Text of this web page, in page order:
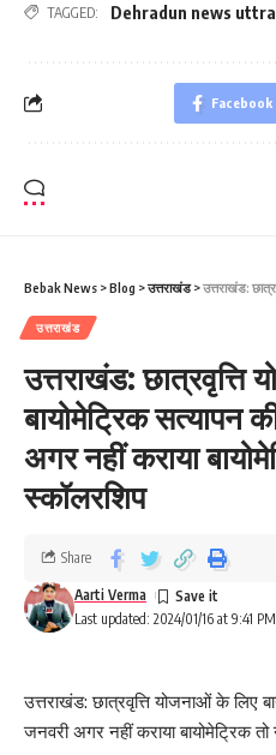
TAGGED: Dehradun news
Facebook
Bebak News >Blog >उत्तराखंड>उत्तराखंड: छात्रवृत्ति योजनाओं के
उत्तराखंड
उत्तराखंड: छात्रवृत्ति
बायोमेट्रिक सत्यापन
अगर नहीं कराया
स्कॉलरशिप
Last updated: 2024/01/16 at 9:41 PM
Aarti Verma
Share
उत्तराखंड: छात्रवृत्ति योजनाओं के लिए
जनवरी अगर नहीं कराया बायोमेट्रिक तो